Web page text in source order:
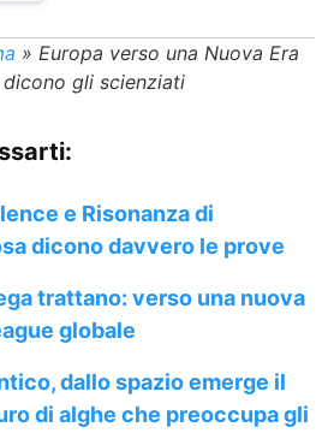
» Europa verso una Nuova Era
gli scienziati
e Risonanza di
dicono davvero le prove
trattano: verso una nuova
globale
dallo spazio emerge il
di alghe che preoccupa gli